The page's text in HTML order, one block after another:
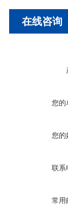
在线咨询
您的
您的
联系
常用